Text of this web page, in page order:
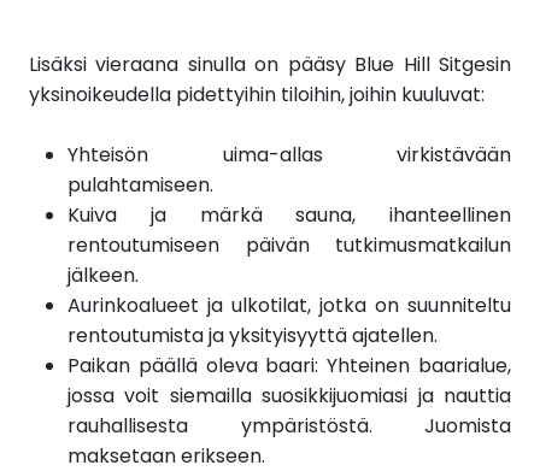
Lisäksi vieraana sinulla on pääsy Blue Hill Sitgesin
yksinoikeudella pidettyihin tiloihin, joihin kuuluvat:
Yhteisön uima-allas virkistävään
pulahtamiseen.
Kuiva ja märkä sauna, ihanteellinen
rentoutumiseen päivän tutkimusmatkailun
jälkeen.
Aurinkoalueet ja ulkotilat, jotka on suunniteltu
rentoutumista ja yksityisyyttä ajatellen.
Paikan päällä oleva baari: Yhteinen baarialue,
jossa voit siemailla suosikkijuomiasi ja nauttia
rauhallisesta ympäristöstä. Juomista
maksetaan erikseen.